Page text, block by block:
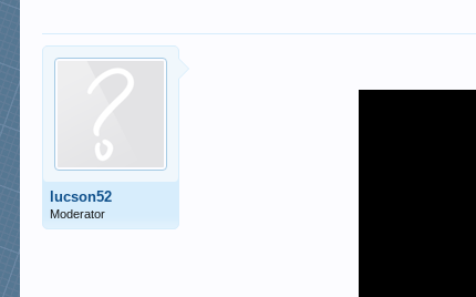
lucson52
Moderator